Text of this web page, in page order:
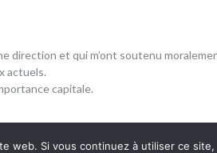
direction et qui m’ont soutenu
actuels.
capitale.
web. Si vous continuez à utiliser ce